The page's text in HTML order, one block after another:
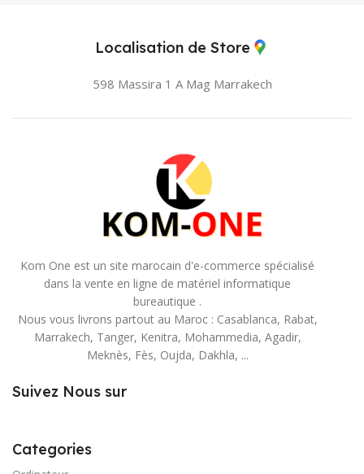
Localisation de Store
598 Massira 1 A Mag Marrakech
Kom One est un site marocain d'e-commerce spécialisé
dans la vente en ligne de matériel informatique
bureautique .
Nous vous livrons partout au Maroc : Casablanca, Rabat,
Marrakech, Tanger, Kenitra, Mohammedia, Agadir,
Meknès, Fès, Oujda, Dakhla, ...
Suivez Nous sur
Categories